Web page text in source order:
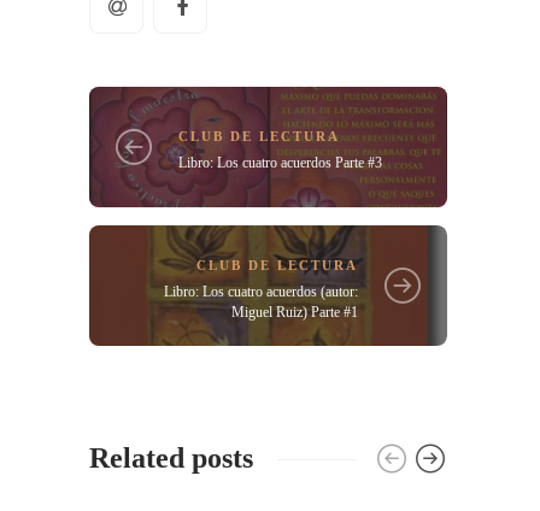
CLUB DE LECTURA
Libro: Los cuatro acuerdos Parte #3
CLUB DE LECTURA
Libro: Los cuatro acuerdos (autor:
Miguel Ruiz) Parte #1
Related posts